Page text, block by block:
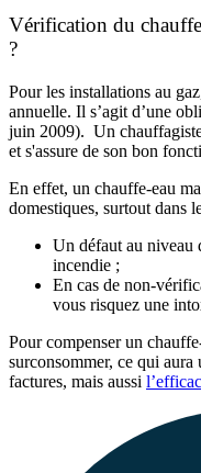
Vérification du
?
Pour les installations au
annuelle. Il s’agit d’une
juin 2009). Un
et s'assure de son bon
En effet, un chauffe-eau
domestiques, surtout dans
Un défaut au niveau
incendie ;
En cas de non-
vous risquez une
Pour compenser un
surconsommer, ce qui
factures, mais aussi